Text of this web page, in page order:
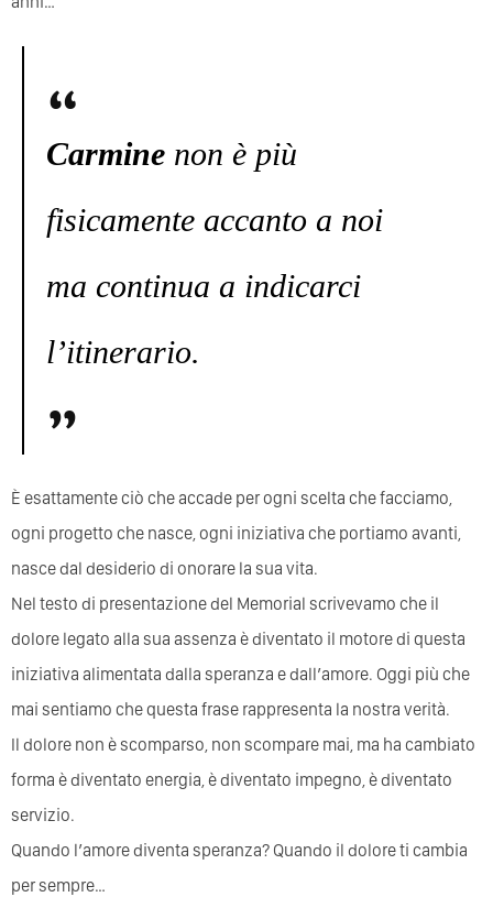
Carmine non è più
fisicamente accanto a noi
ma continua a indicarci
l’itinerario.
È esattamente ciò che accade per ogni scelta che facciamo,
ogni progetto che nasce, ogni iniziativa che portiamo avanti,
nasce dal desiderio di onorare la sua vita.
Nel testo di presentazione del Memorial scrivevamo che il
dolore legato alla sua assenza è diventato il motore di questa
iniziativa alimentata dalla speranza e dall’amore. Oggi più che
mai sentiamo che questa frase rappresenta la nostra verità.
Il dolore non è scomparso, non scompare mai, ma ha cambiato
forma è diventato energia, è diventato impegno, è diventato
servizio.
Quando l’amore diventa speranza? Quando il dolore ti cambia
per sempre…